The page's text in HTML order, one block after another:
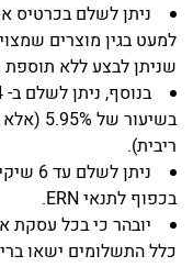
למעט בגין מוצרים
שניתן לבצע ללא תוספת
ריבית).
ניתן
בכפוף לתנאי ERN.
יובהר כי בכל עסקת
כלל התשלומים ישאו